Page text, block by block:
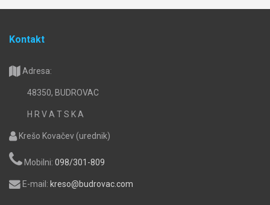
Kontakt
Adresa:
48350, BUDROVAC
H R V A T S K A
Krešo Kovačev (urednik)
Mobilni: 098/301-809
E-mail: kreso@budrovac.com